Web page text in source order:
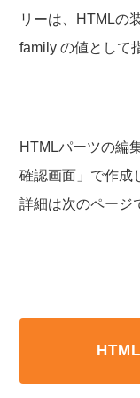
リーは、HTMLの
family の値として
HTMLパーツの編
確認画面」で作成
詳細は次のページ